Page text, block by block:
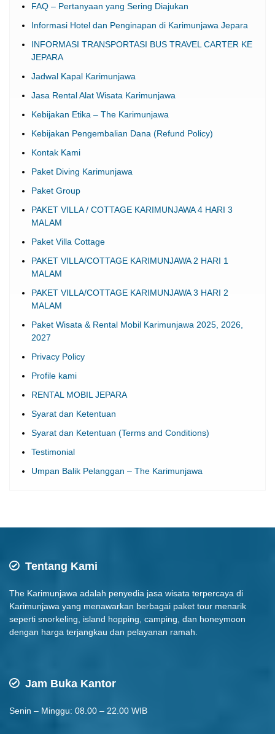
FAQ – Pertanyaan yang Sering Diajukan
Informasi Hotel dan Penginapan di Karimunjawa Jepara
INFORMASI TRANSPORTASI BUS TRAVEL CARTER KE
JEPARA
Jadwal Kapal Karimunjawa
Jasa Rental Alat Wisata Karimunjawa
Kebijakan Etika – The Karimunjawa
Kebijakan Pengembalian Dana (Refund Policy)
Kontak Kami
Paket Diving Karimunjawa
Paket Group
PAKET VILLA / COTTAGE KARIMUNJAWA 4 HARI 3
MALAM
Paket Villa Cottage
PAKET VILLA/COTTAGE KARIMUNJAWA 2 HARI 1
MALAM
PAKET VILLA/COTTAGE KARIMUNJAWA 3 HARI 2
MALAM
Paket Wisata & Rental Mobil Karimunjawa 2025, 2026,
2027
Privacy Policy
Profile kami
RENTAL MOBIL JEPARA
Syarat dan Ketentuan
Syarat dan Ketentuan (Terms and Conditions)
Testimonial
Umpan Balik Pelanggan – The Karimunjawa
Tentang Kami
The Karimunjawa adalah penyedia jasa wisata terpercaya di
Karimunjawa yang menawarkan berbagai paket tour menarik
seperti snorkeling, island hopping, camping, dan honeymoon
dengan harga terjangkau dan pelayanan ramah.
Jam Buka Kantor
Senin – Minggu: 08.00 – 22.00 WIB